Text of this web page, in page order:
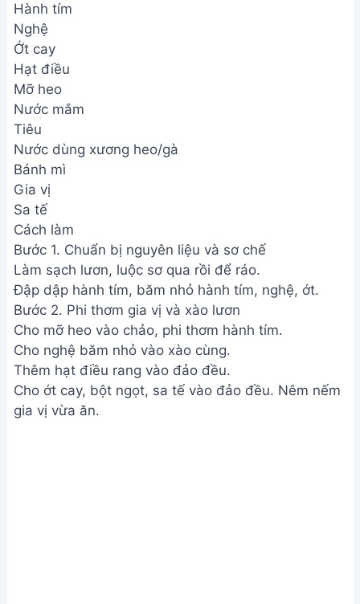
Hành tím
Nghệ
Ớt cay
Hạt điều
Mỡ heo
Nước mắm
Tiêu
Nước dùng xương heo/gà
Bánh mì
Gia vị
Sa tế
Cách làm
Bước 1. Chuẩn bị nguyên liệu và sơ chế
Làm sạch lươn, luộc sơ qua rồi để ráo.
Đập dập hành tím, băm nhỏ hành tím, nghệ, ớt.
Bước 2. Phi thơm gia vị và xào lươn
Cho mỡ heo vào chảo, phi thơm hành tím.
Cho nghệ băm nhỏ vào xào cùng.
Thêm hạt điều rang vào đảo đều.
Cho ớt cay, bột ngọt, sa tế vào đảo đều. Nêm nếm
gia vị vừa ăn.